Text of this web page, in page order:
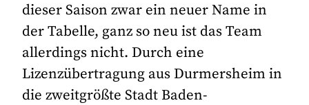
dieser Saison zwar ein neuer Name in
der Tabelle, ganz so neu ist das Team
allerdings nicht. Durch eine
Lizenzübertragung aus Durmersheim in
die zweitgrößte Stadt Baden-